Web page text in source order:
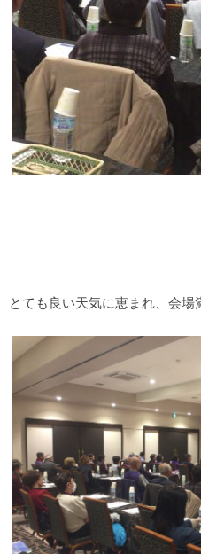
とても良い天気に恵まれ、会場